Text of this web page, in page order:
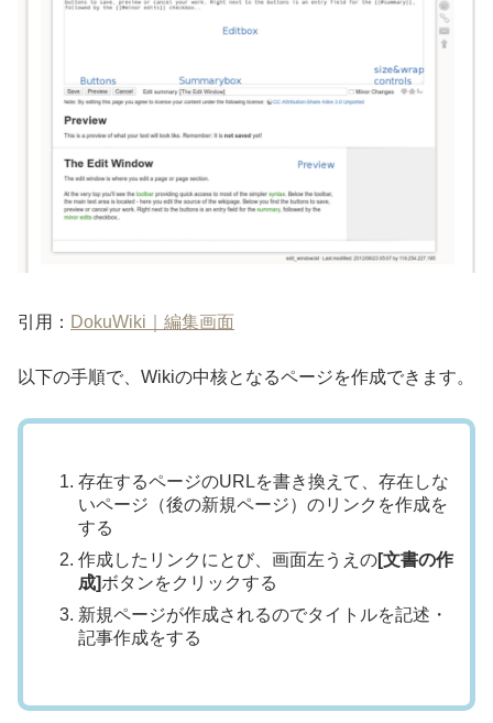
引用： DokuWiki｜編集画面
以下の手順で、Wikiの中核となるページを作成できます。
存在するページのURLを書き換えて、存在しな
いページ（後の新規ページ）のリンクを作成を
する
作成したリンクにとび、画面左うえの[文書の作
成]ボタンをクリックする
新規ページが作成されるのでタイトルを記述・
記事作成をする